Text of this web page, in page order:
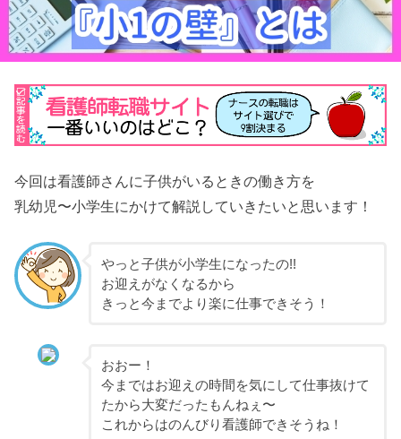
今回は看護師さんに子供がいるときの働き方を
乳幼児〜小学生にかけて解説していきたいと思います！
やっと子供が小学生になったの!!
お迎えがなくなるから
きっと今までより楽に仕事できそう！
おおー！
今まではお迎えの時間を気にして仕事抜けて
たから大変だったもんねぇ〜
これからはのんびり看護師できそうね！